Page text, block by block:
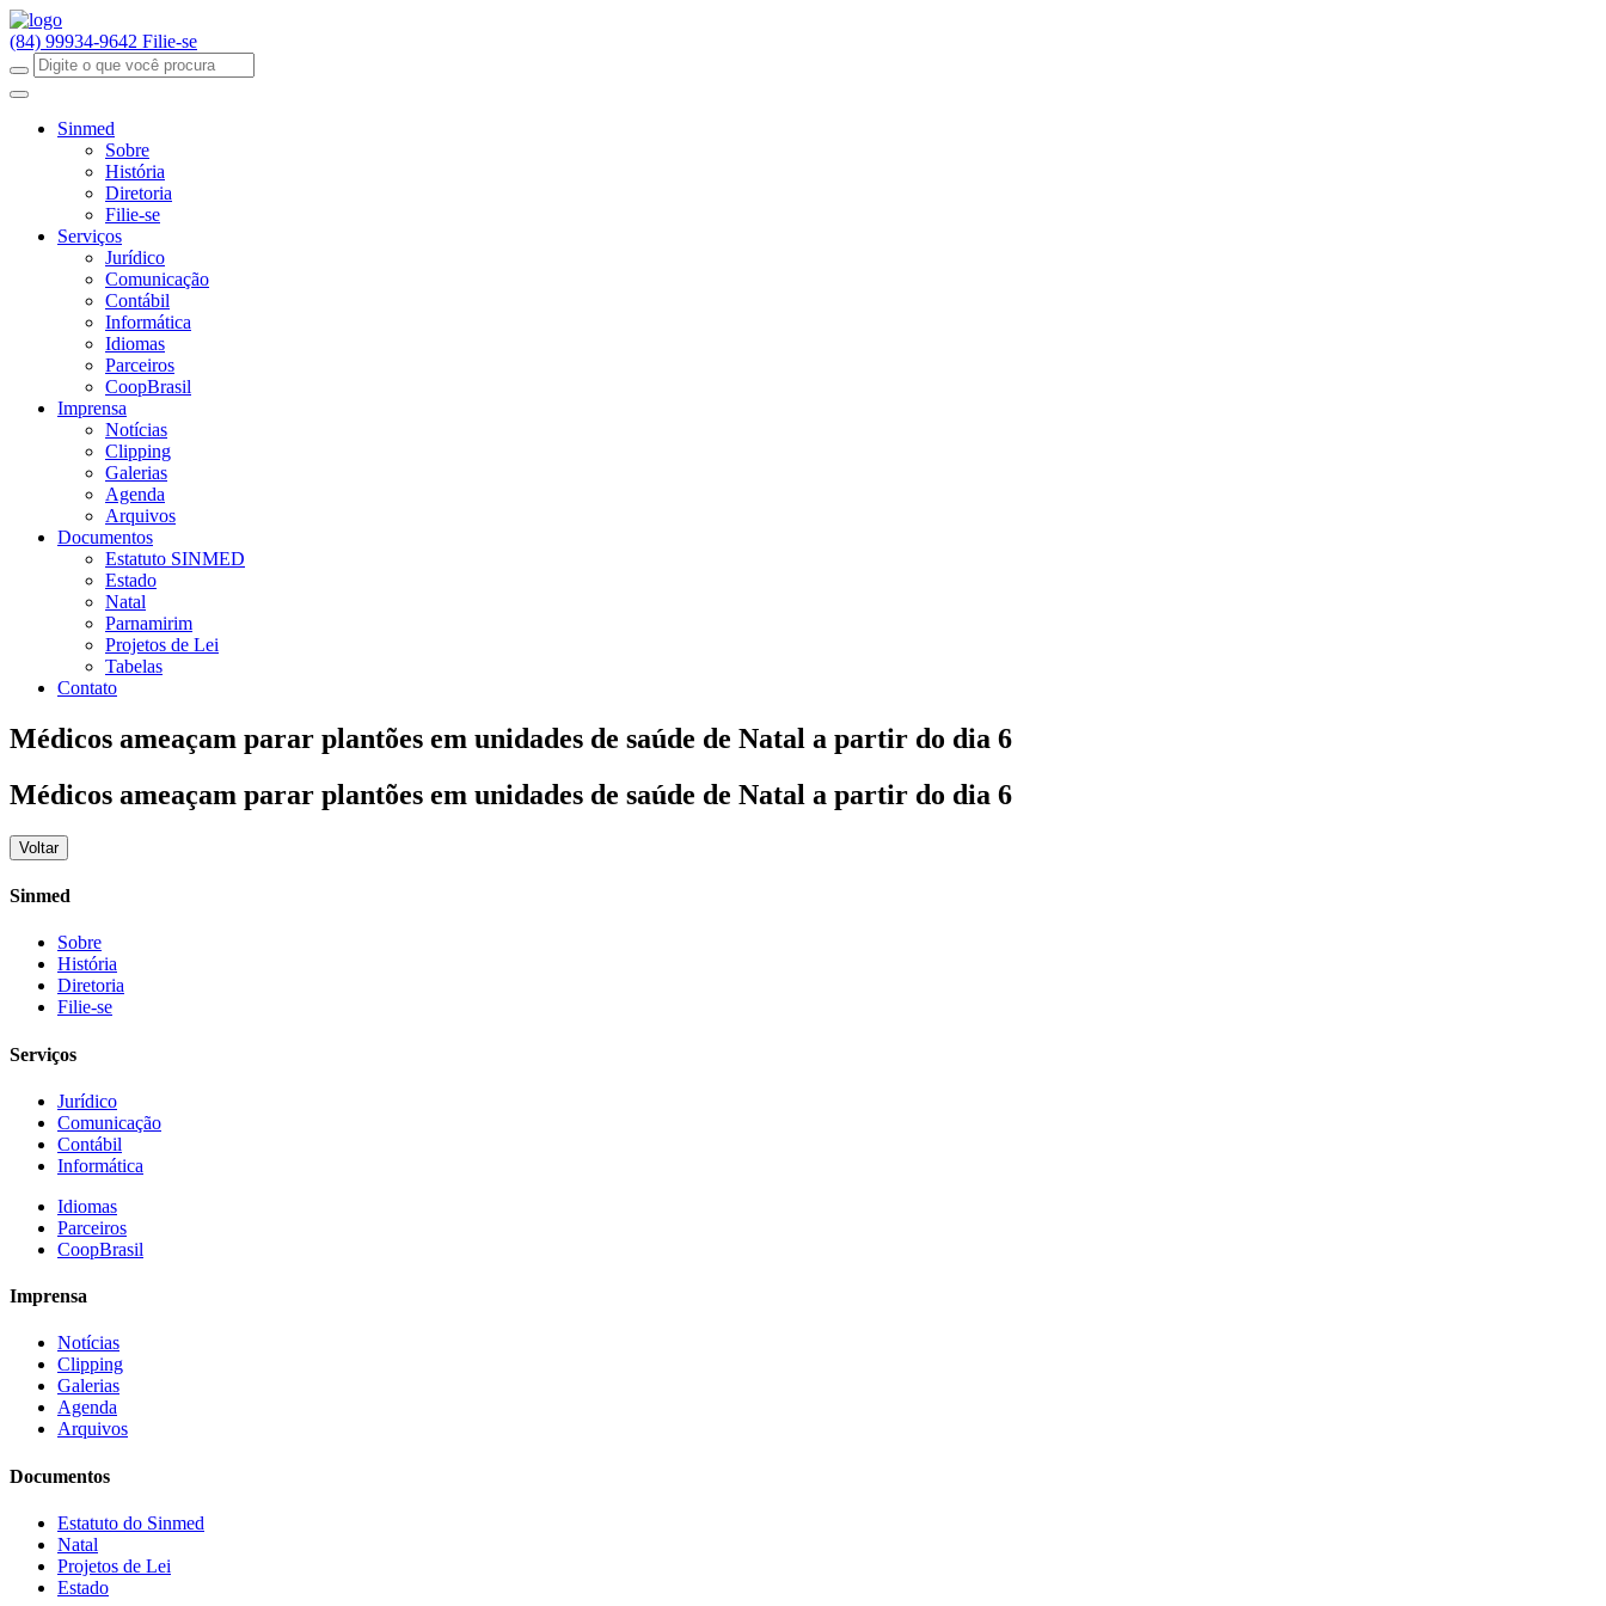
(84) 99934-9642 Filie-se
Sinmed
Sobre
História
Diretoria
Filie-se
Serviços
Jurídico
Comunicação
Contábil
Informática
Idiomas
Parceiros
CoopBrasil
Imprensa
Notícias
Clipping
Galerias
Agenda
Arquivos
Documentos
Estatuto SINMED
Estado
Natal
Parnamirim
Projetos de Lei
Tabelas
Contato
Médicos ameaçam parar plantões em unidades de saúde de Natal a partir do dia 6
Médicos ameaçam parar plantões em unidades de saúde de Natal a partir do dia 6
Voltar
Sinmed
Sobre
História
Diretoria
Filie-se
Serviços
Jurídico
Comunicação
Contábil
Informática
Idiomas
Parceiros
CoopBrasil
Imprensa
Notícias
Clipping
Galerias
Agenda
Arquivos
Documentos
Estatuto do Sinmed
Natal
Projetos de Lei
Estado